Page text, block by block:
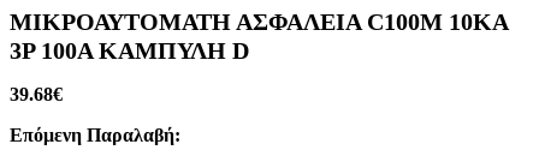
ΜΙΚΡΟΑΥΤΟΜΑΤΗ ΑΣΦΑΛΕΙΑ C100M 10KA
3P 100A ΚΑΜΠΥΛΗ D
39.68€
Επόμενη Παραλαβή: